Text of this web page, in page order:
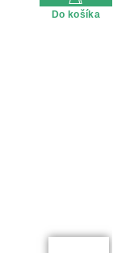
Do košíka